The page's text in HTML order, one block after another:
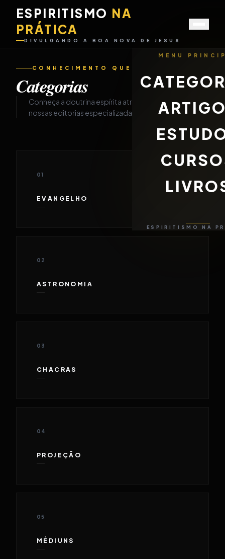
ESPIRITISMO NA
PRÁTICA
DIVULGANDO A BOA NOVA DE JESUS
MENU
ESPIRITISMO NA
CONHECIMENTO QUE DESPERTA
Categorias
Conheça a doutrina espírita através de
nossas editorias especializadas.
01
EVANGELHO
02
ASTRONOMIA
03
CHACRAS
04
PROJEÇÃO
05
MÉDIUNS